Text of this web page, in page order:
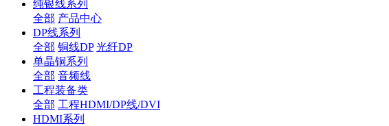
纯银线系列
全部 产品中心
DP线系列
全部 铜线DP 光纤DP
单晶铜系列
全部 音频线
工程装备类
全部 工程HDMI/DP线/DVI
HDMI系列